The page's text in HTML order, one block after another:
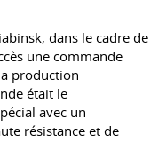
dans le cadre de
une commande
production
était le
avec un
résistance et de